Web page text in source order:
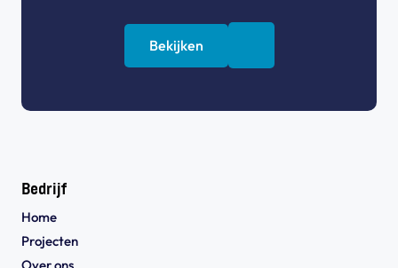
Bekijken
Bedrijf
Home
Projecten